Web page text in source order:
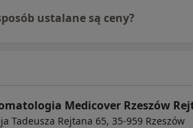
ustalane są ceny?
Medicover Rzeszów
Tadeusza Rejtana 65, 35-959 Rzeszów